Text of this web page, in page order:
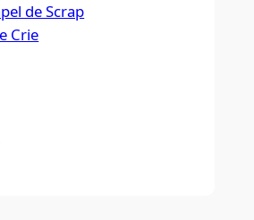
de Scrap
Crie